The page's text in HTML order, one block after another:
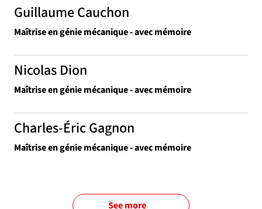
Guillaume Cauchon
Maîtrise en génie mécanique - avec mémoire
Nicolas Dion
Maîtrise en génie mécanique - avec mémoire
Charles-Éric Gagnon
Maîtrise en génie mécanique - avec mémoire
See more